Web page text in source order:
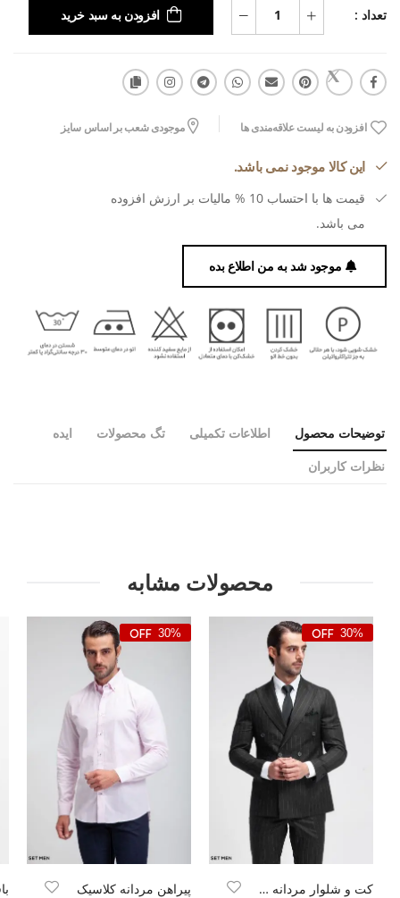
تعداد : افزودن به سبد خرید
افزودن به لیست علاقه‌مندی ها موجودی شعب بر اساس سایز
این کالا موجود نمی باشد.
قیمت ها با احتساب 10 % مالیات بر ارزش افزوده
می باشد.
موجود شد به من اطلاع بده
توضیحات محصول اطلاعات تکمیلی تگ محصولات ایده
نظرات کاربران
محصولات مشابه
30%
کت و شلوار مردانه شش دکمه دیپلمات
30%
پیراهن مردانه کلاسیک